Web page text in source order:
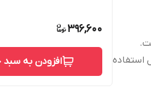
396,600
افزودن به سبد